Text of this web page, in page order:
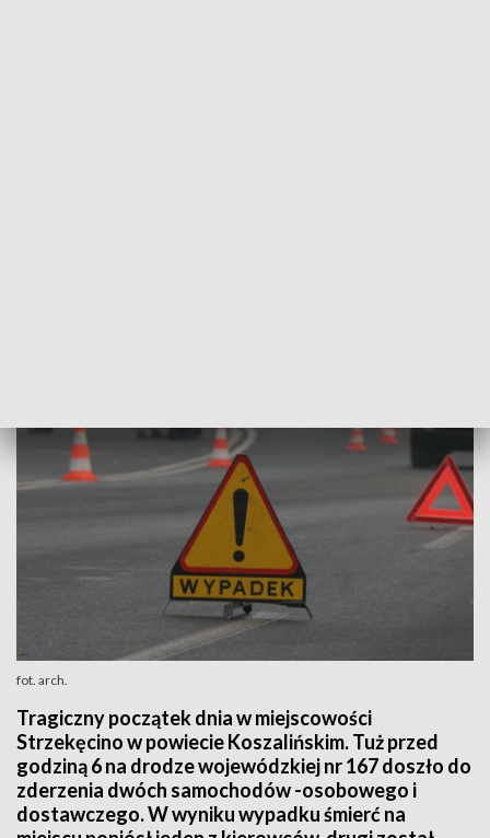
fot. arch.
Tragiczny początek dnia w miejscowości
Strzekęcino w powiecie Koszalińskim. Tuż przed
godziną 6 na drodze wojewódzkiej nr 167 doszło do
zderzenia dwóch samochodów -osobowego i
dostawczego. W wyniku wypadku śmierć na